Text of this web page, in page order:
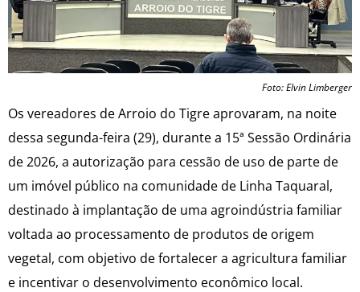
Foto: Elvin Limberger
Os vereadores de Arroio do Tigre aprovaram, na noite
dessa segunda-feira (29), durante a 15ª Sessão Ordinária
de 2026, a autorização para cessão de uso de parte de
um imóvel público na comunidade de Linha Taquaral,
destinado à implantação de uma agroindústria familiar
voltada ao processamento de produtos de origem
vegetal, com objetivo de fortalecer a agricultura familiar
e incentivar o desenvolvimento econômico local.